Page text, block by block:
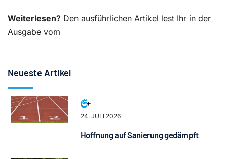
Weiterlesen? Den ausführlichen Artikel lest Ihr in der
Ausgabe vom
Neueste Artikel
24. JULI 2026
Hoffnung auf Sanierung gedämpft